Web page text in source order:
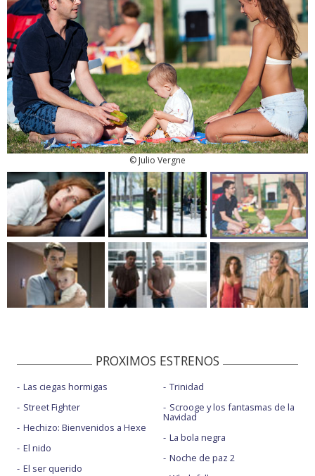
© Julio Vergne
PROXIMOS ESTRENOS
Las ciegas hormigas
Street Fighter
Hechizo: Bienvenidos a Hexe
El nido
El ser querido
Trinidad
Scrooge y los fantasmas de la
Navidad
La bola negra
Noche de paz 2